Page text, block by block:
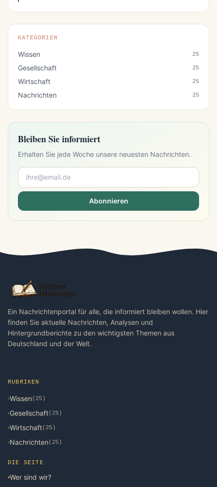
KATEGORIEN
Wissen 25
Gesellschaft 25
Wirtschaft 25
Nachrichten 25
Bleiben Sie informiert
Erhalten Sie jede Woche unsere neuesten Nachrichten.
Abonnieren
Ein Nachrichtenportal für alle, die informiert bleiben wollen. Hier
finden Sie aktuelle Nachrichten, Analysen und
Hintergrundberichte zu den wichtigsten Themen aus
Deutschland und der Welt.
RUBRIKEN
Wissen (25)
Gesellschaft(25)
Wirtschaft(25)
Nachrichten (25)
DIE SEITE
Wer sind wir?